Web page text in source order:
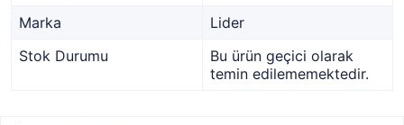
Marka
Lider
Stok Durumu
Bu ürün geçici olarak
temin edilememektedir.